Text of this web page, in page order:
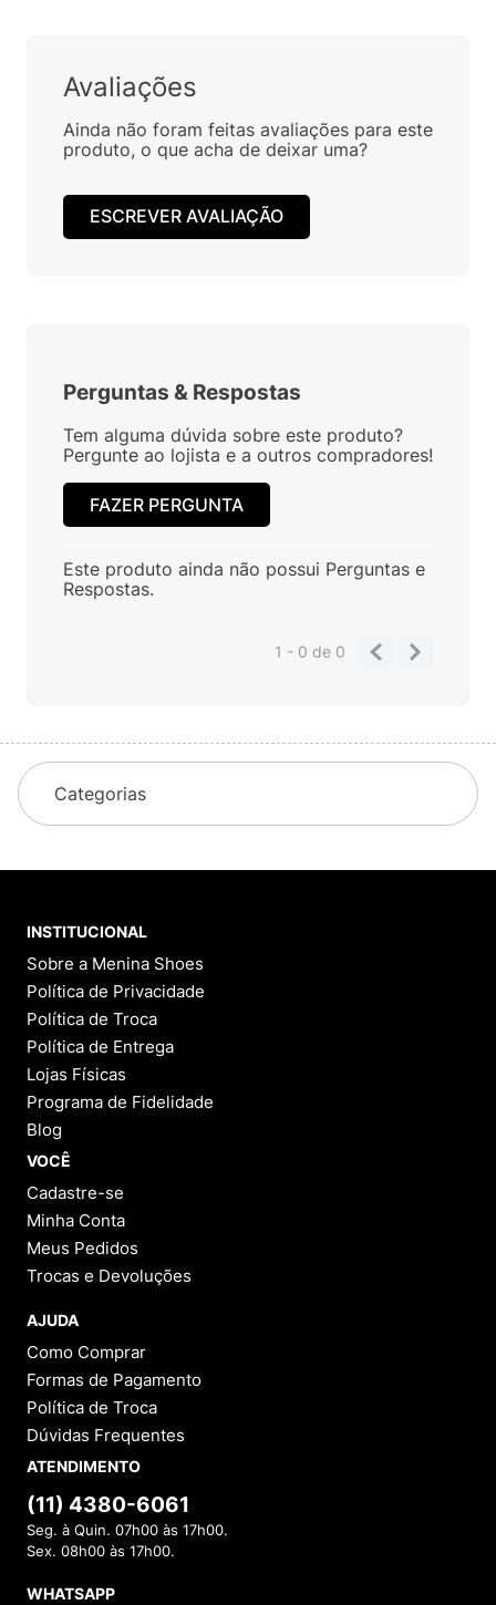
Avaliações
Ainda não foram feitas avaliações para este
produto, o que acha de deixar uma?
ESCREVER AVALIAÇÃO
Perguntas & Respostas
Tem alguma dúvida sobre este produto?
Pergunte ao lojista e a outros compradores!
FAZER PERGUNTA
Este produto ainda não possui Perguntas e
Respostas.
1 - 0de 0
Categorias
INSTITUCIONAL
Sobre a Menina Shoes
Política de Privacidade
Política de Troca
Política de Entrega
Lojas Físicas
Programa de Fidelidade
Blog
VOCÊ
Cadastre-se
Minha Conta
Meus Pedidos
Trocas e Devoluções
AJUDA
Como Comprar
Formas de Pagamento
Política de Troca
Dúvidas Frequentes
ATENDIMENTO
(11) 4380-6061
Seg. à Quin. 07h00 às 17h00.
Sex. 08h00 às 17h00.
WHATSAPP